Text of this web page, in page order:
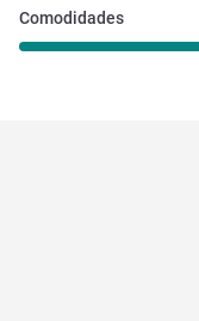
Comodidades